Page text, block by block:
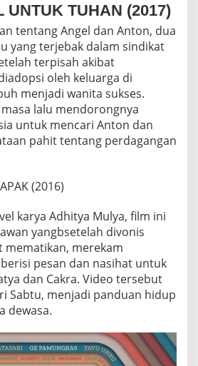
U
A
R
G
A
D
I
K
H
I
N
UNTUK TUHAN (2017)
tentang Angel dan Anton, dua
yang terjebak dalam sindikat
terpisah akibat
oleh keluarga di
menjadi wanita sukses.
lalu mendorongnya
untuk mencari Anton dan
pahit tentang perdagangan
(2016)
karya Adhitya Mulya, film ini
yangbsetelah divonis
mematikan, merekam
pesan dan nasihat untuk
dan Cakra. Video tersebut
Sabtu, menjadi panduan hidup
dewasa.